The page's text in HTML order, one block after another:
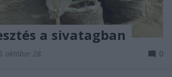
a sivatagban
október 28. 0